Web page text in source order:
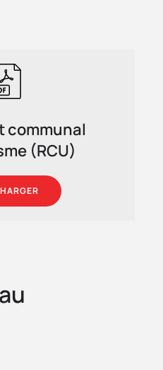
communal
(RCU)